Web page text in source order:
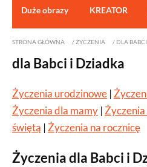
Duże obrazy KREATOR
STRONA GŁÓWNA /ŻYCZENIA / DLA
dla Babci i Dziadka
Życzenia urodzinowe |
Życzenia dla mamy |
świętą | Życzenia na rocznicę
Życzenia dla Babci i